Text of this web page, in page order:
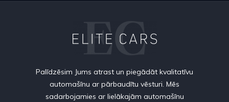
Palīdzēsim Jums atrast un piegādāt kvalitatīvu
automašīnu ar pārbaudītu vēsturi. Mēs
sadarbojamies ar lielākajām automašīnu